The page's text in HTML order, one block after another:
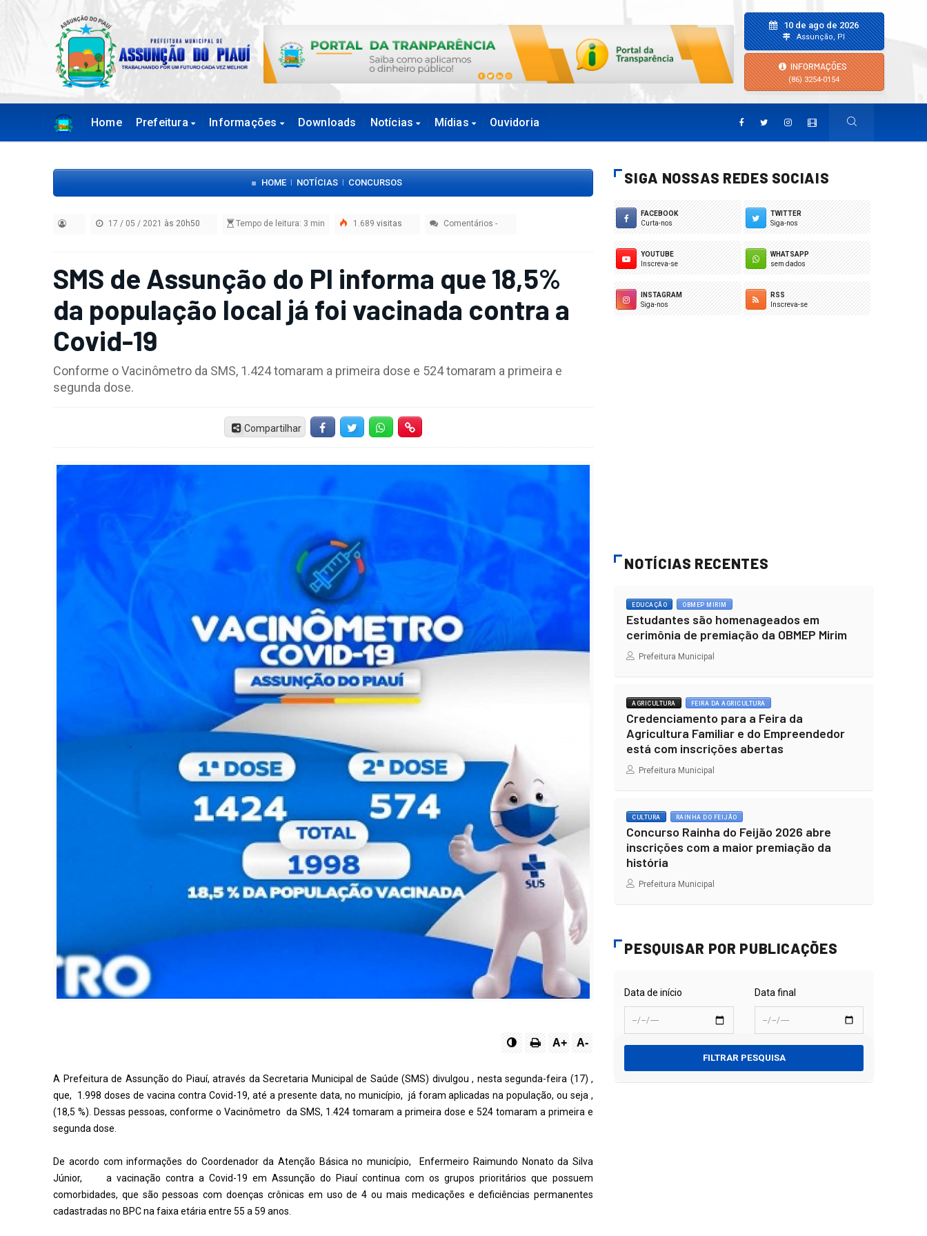
10 de ago de 2026
Assunção, PI
INFORMAÇÕES
(86) 3254-0154
Home Prefeitura Informações Downloads Notícias Mídias Ouvidoria
HOME| NOTÍCIAS| CONCURSOS
17 / 05 / 2021 às 20h50 Tempo de leitura: 3 min 1.689visitas Comentários -
SMS de Assunção do PI informa que 18,5%
da população local já foi vacinada contra a
Covid-19
Conforme o Vacinômetro da SMS, 1.424 tomaram a primeira dose e 524 tomaram a primeira e
segunda dose.
Compartilhar FacebookTwitter Whatsapp
A+ A-
A Prefeitura de Assunção do Piauí, através da Secretaria Municipal de Saúde (SMS) divulgou , nesta segunda-feira (17) ,
que, 1.998 doses de vacina contra Covid-19, até a presente data, no município, já foram aplicadas na população, ou seja ,
(18,5 %). Dessas pessoas, conforme o Vacinômetro da SMS, 1.424 tomaram a primeira dose e 524 tomaram a primeira e
segunda dose.
De acordo com informações do Coordenador da Atenção Básica no município, Enfermeiro Raimundo Nonato da Silva
Júnior, a vacinação contra a Covid-19 em Assunção do Piauí continua com os grupos prioritários que possuem
comorbidades, que são pessoas com doenças crônicas em uso de 4 ou mais medicações e deficiências permanentes
cadastradas no BPC na faixa etária entre 55 a 59 anos.
SIGA NOSSAS REDES SOCIAIS
FACEBOOK
Curta-nos
TWITTER
Siga-nos
YOUTUBE
Inscreva-se
WHATSAPP
sem dados
INSTAGRAM
Siga-nos
RSS
Inscreva-se
NOTÍCIAS RECENTES
EDUCAÇÃO OBMEP MIRIM
Estudantes são homenageados em
cerimônia de premiação da OBMEP Mirim
Prefeitura Municipal
AGRICULTURA FEIRA DA AGRICULTURA
Credenciamento para a Feira da
Agricultura Familiar e do Empreendedor
está com inscrições abertas
Prefeitura Municipal
CULTURA RAINHA DO FEIJÃO
Concurso Rainha do Feijão 2026 abre
inscrições com a maior premiação da
história
Prefeitura Municipal
PESQUISAR POR PUBLICAÇÕES
Data de início Data final
FILTRAR PESQUISA